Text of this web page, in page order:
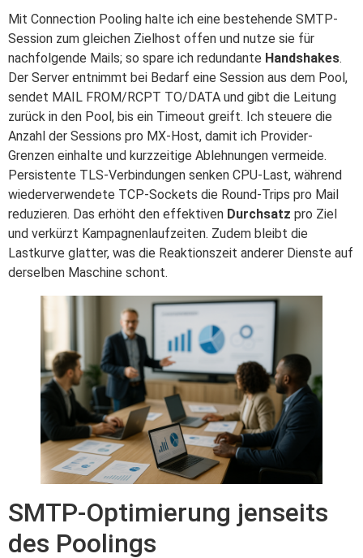
Mit Connection Pooling halte ich eine bestehende SMTP-
Session zum gleichen Zielhost offen und nutze sie für
nachfolgende Mails; so spare ich redundante Handshakes.
Der Server entnimmt bei Bedarf eine Session aus dem Pool,
sendet MAIL FROM/RCPT TO/DATA und gibt die Leitung
zurück in den Pool, bis ein Timeout greift. Ich steuere die
Anzahl der Sessions pro MX-Host, damit ich Provider-
Grenzen einhalte und kurzzeitige Ablehnungen vermeide.
Persistente TLS-Verbindungen senken CPU-Last, während
wiederverwendete TCP-Sockets die Round-Trips pro Mail
reduzieren. Das erhöht den effektiven Durchsatz pro Ziel
und verkürzt Kampagnenlaufzeiten. Zudem bleibt die
Lastkurve glatter, was die Reaktionszeit anderer Dienste auf
derselben Maschine schont.
SMTP-Optimierung jenseits
des Poolings